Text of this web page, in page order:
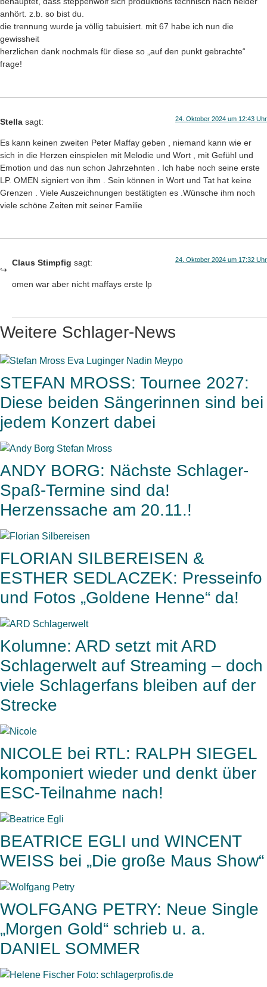
anhört. z.b. so bist du.
die trennung wurde ja völlig tabuisiert. mit 67 habe ich nun die
gewissheit
herzlichen dank nochmals für diese so „auf den punkt gebrachte“
frage!
Stella sagt: 24. Oktober 2024 um 12:43 Uhr
Es kann keinen zweiten Peter Maffay geben , niemand kann wie er
sich in die Herzen einspielen mit Melodie und Wort , mit Gefühl und
Emotion und das nun schon Jahrzehnten . Ich habe noch seine erste
LP. OMEN signiert von ihm . Sein können in Wort und Tat hat keine
Grenzen . Viele Auszeichnungen bestätigten es .Wünsche ihm noch
viele schöne Zeiten mit seiner Familie
Claus Stimpfig sagt: 24. Oktober 2024 um 17:32 Uhr
omen war aber nicht maffays erste lp
Weitere Schlager-News
STEFAN MROSS: Tournee 2027:
Diese beiden Sängerinnen sind bei
jedem Konzert dabei
ANDY BORG: Nächste Schlager-
Spaß-Termine sind da!
Herzenssache am 20.11.!
FLORIAN SILBEREISEN &
ESTHER SEDLACZEK: Presseinfo
und Fotos „Goldene Henne“ da!
Kolumne: ARD setzt mit ARD
Schlagerwelt auf Streaming – doch
viele Schlagerfans bleiben auf der
Strecke
NICOLE bei RTL: RALPH SIEGEL
komponiert wieder und denkt über
ESC-Teilnahme nach!
BEATRICE EGLI und WINCENT
WEISS bei „Die große Maus Show“
WOLFGANG PETRY: Neue Single
„Morgen Gold“ schrieb u. a.
DANIEL SOMMER